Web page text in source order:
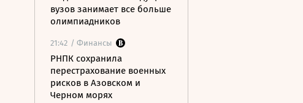
вузов занимает все больше
олимпиадников
21:42 / Финансы
РНПК сохранила
перестрахование военных
рисков в Азовском и
Черном морях